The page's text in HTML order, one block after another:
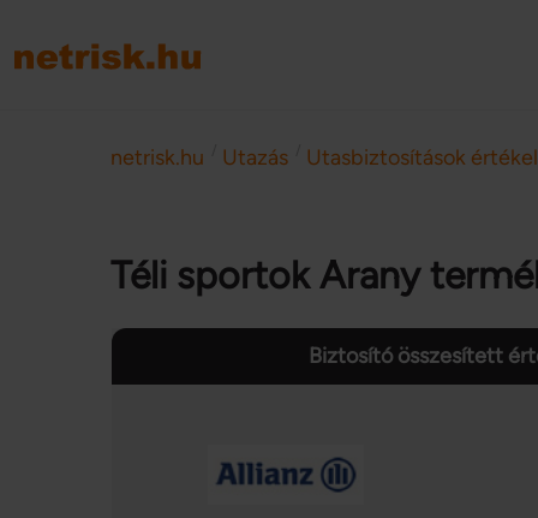
netrisk.hu Utazás Utasbiztosítások
Téli sportok Arany
Biztosító összesített